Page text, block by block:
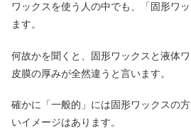
ワックスを使う人の中でも、「固形ワ
ます。
何故かを聞くと、固形ワックスと液体
皮膜の厚みが全然違うと言います。
確かに「一般的」には固形ワックスの
いイメージはあります。